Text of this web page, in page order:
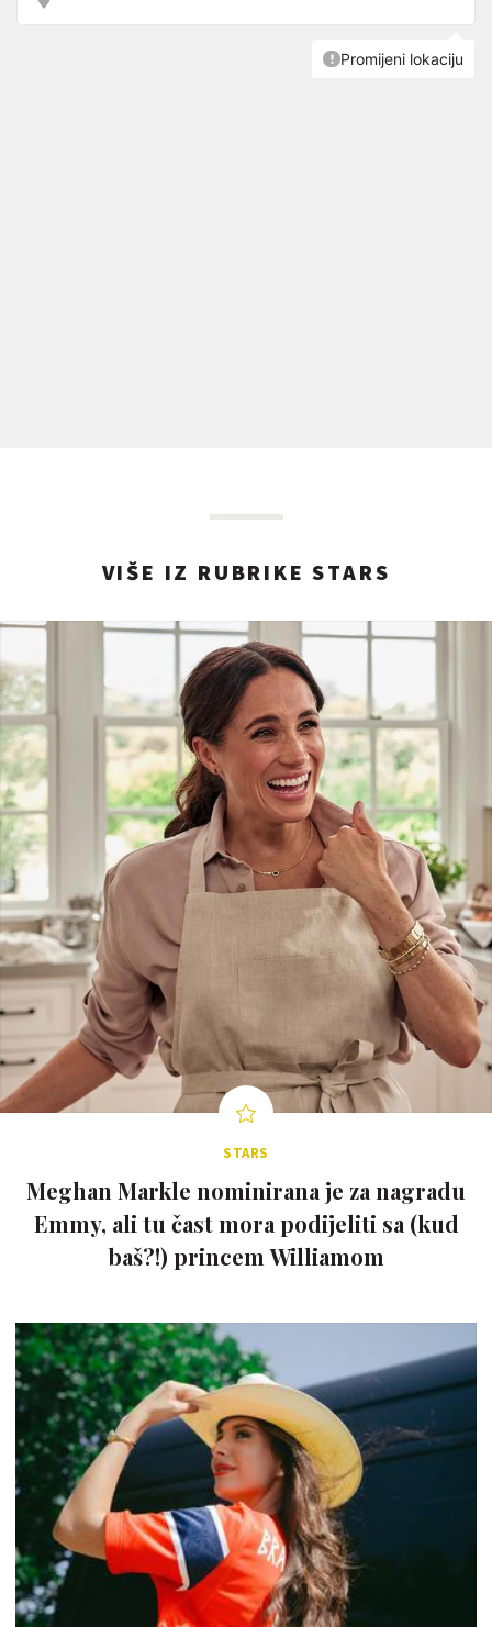
VIŠE IZ RUBRIKE STARS
STARS
Meghan Markle nominirana je za nagradu
Emmy, ali tu čast mora podijeliti sa (kud
baš?!) princem Williamom